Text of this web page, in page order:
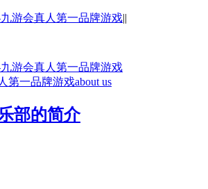
游会真人第一品牌游戏||
游会真人第一品牌游戏
第一品牌游戏about us
部的简介